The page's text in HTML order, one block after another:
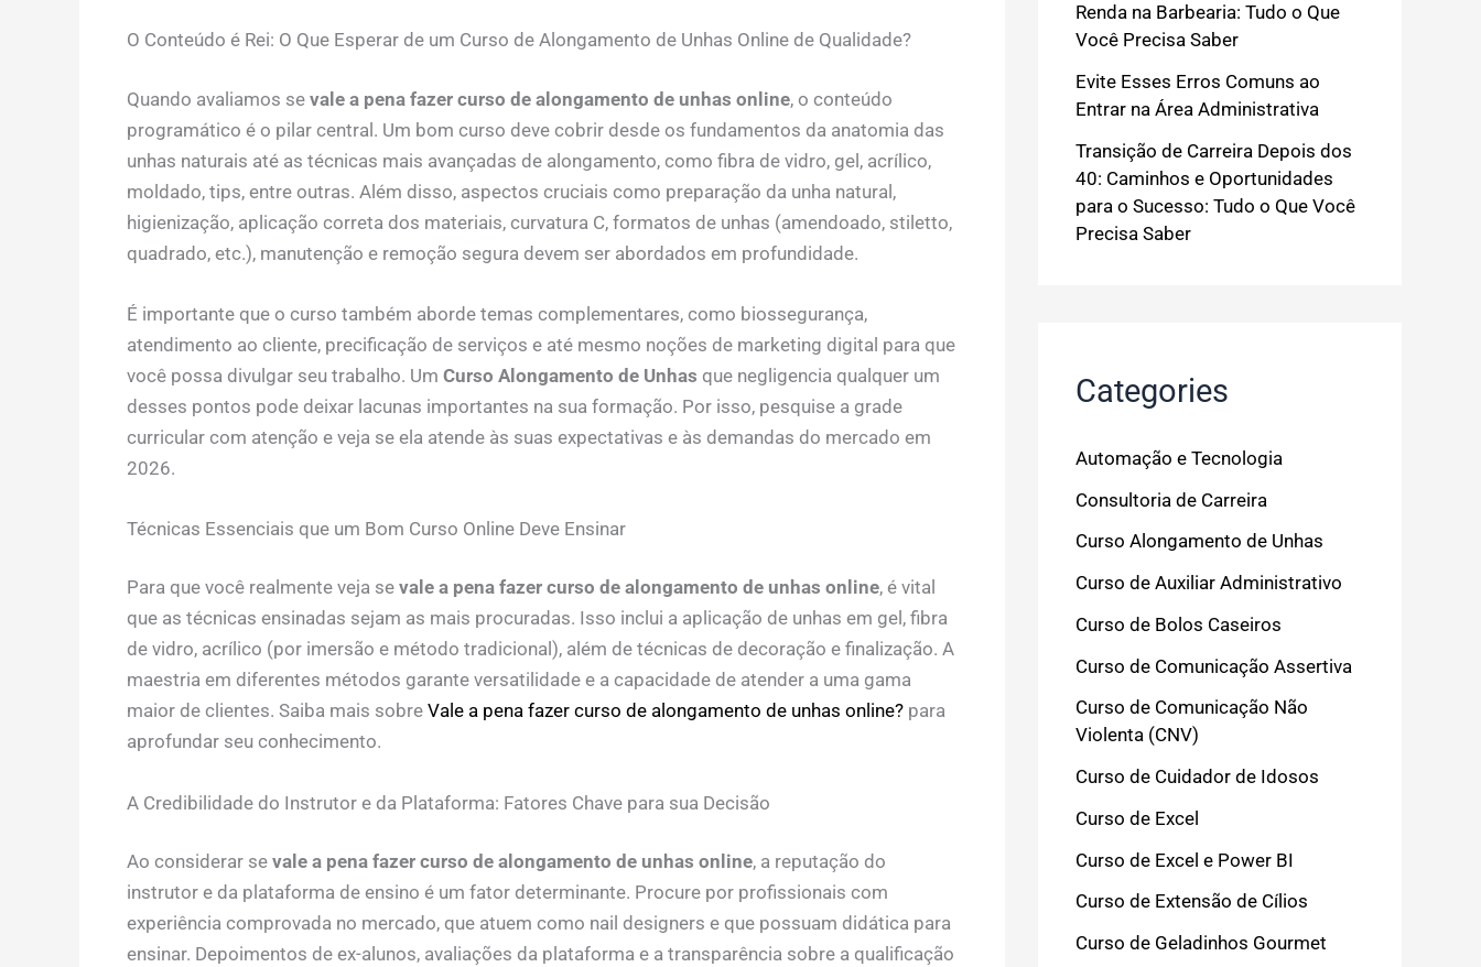
O Conteúdo é Rei: O Que Esperar de um Curso de Alongamento de Unhas Online de Qualidade?
Quando avaliamos se vale a pena fazer curso de alongamento de unhas online, o conteúdo
programático é o pilar central. Um bom curso deve cobrir desde os fundamentos da anatomia das
unhas naturais até as técnicas mais avançadas de alongamento, como fibra de vidro, gel, acrílico,
moldado, tips, entre outras. Além disso, aspectos cruciais como preparação da unha natural,
higienização, aplicação correta dos materiais, curvatura C, formatos de unhas (amendoado, stiletto,
quadrado, etc.), manutenção e remoção segura devem ser abordados em profundidade.
É importante que o curso também aborde temas complementares, como biossegurança,
atendimento ao cliente, precificação de serviços e até mesmo noções de marketing digital para que
você possa divulgar seu trabalho. Um Curso Alongamento de Unhas que negligencia qualquer um
desses pontos pode deixar lacunas importantes na sua formação. Por isso, pesquise a grade
curricular com atenção e veja se ela atende às suas expectativas e às demandas do mercado em
2026.
Técnicas Essenciais que um Bom Curso Online Deve Ensinar
Para que você realmente veja se vale a pena fazer curso de alongamento de unhas online, é vital
que as técnicas ensinadas sejam as mais procuradas. Isso inclui a aplicação de unhas em gel, fibra
de vidro, acrílico (por imersão e método tradicional), além de técnicas de decoração e finalização. A
maestria em diferentes métodos garante versatilidade e a capacidade de atender a uma gama
maior de clientes. Saiba mais sobre Vale a pena fazer curso de alongamento de unhas online?para
aprofundar seu conhecimento.
A Credibilidade do Instrutor e da Plataforma: Fatores Chave para sua Decisão
Ao considerar se vale a pena fazer curso de alongamento de unhas online, a reputação do
instrutor e da plataforma de ensino é um fator determinante. Procure por profissionais com
experiência comprovada no mercado, que atuem como nail designers e que possuam didática para
ensinar. Depoimentos de ex-alunos, avaliações da plataforma e a transparência sobre a qualificação
Renda na Barbearia: Tudo o Que
Você Precisa Saber
Evite Esses Erros Comuns ao
Entrar na Área Administrativa
Transição de Carreira Depois dos
40: Caminhos e Oportunidades
para o Sucesso: Tudo o Que Você
Precisa Saber
Categories
Automação e Tecnologia
Consultoria de Carreira
Curso Alongamento de Unhas
Curso de Auxiliar Administrativo
Curso de Bolos Caseiros
Curso de Comunicação Assertiva
Curso de Comunicação Não
Violenta (CNV)
Curso de Cuidador de Idosos
Curso de Excel
Curso de Excel e Power BI
Curso de Extensão de Cílios
Curso de Geladinhos Gourmet